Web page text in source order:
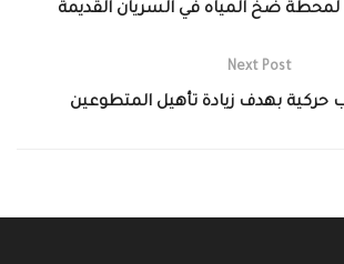
لمحطة ضخ المياه في السريان القديمة
Next Post
حركية بهدف زيادة تأهيل المتطوعين